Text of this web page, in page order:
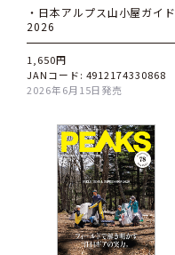
・日本アルプス山小屋ガイド
2026
1,650円
JANコード: 4912174330868
2026年6月15日発売